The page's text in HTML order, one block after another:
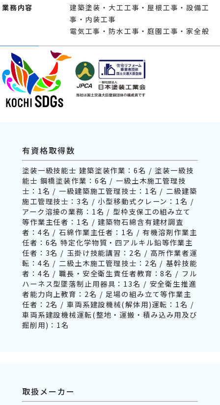
業務内容
建築塗装・大工工事・屋根工事・設備工
事・内装工事
電気工事・防水工事・庭園工事・家全般
有資格取得数
塗装一級技能士 建築塗装作業：6名 / 塗装一級技
能士 鋼橋塗装作業：6名 / 一級土木施工管理技
士：1名 / 一級建築施工管理技士：1名 / 二級建築
施工管理技士：3名 / 小型移動式クレーン：1名 /
アーク溶接の業務：1名 / 型枠支保工の組み立て
等作業主任者：1名 / 建築物石綿含有建材調査
者：4名 / 石綿作業主任者：1名 / 有機溶剤作業主
任者：6名 特定化学物質・四アルキル鉛等作業主
任者：3名 / 玉掛け技能講習：2名 / 高所作業者運
転：4名 / 二級土木施工管理技士：2名 / 基幹技能
者：4名 / 職長・安全衛生責任者教育：8名 / フル
ハーネス型墜落制止用器具：13名 / 安全衛生推進
者能力向上教育：2名 / 足場の組み立て等作業主
任者：2名 / 車両系建設機械(解体用)運転：1名 /
車両系建設機械運転(整地・運搬・積み込み用及び
掘削用)：1名
取扱メーカー